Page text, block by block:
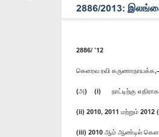
2886/2013:
2886/ ’12
கெளரவ ரவி
(அ) (i) நாட்டிற்கு
(ii) 2010, 2011 மற்றும்
(iii) 2010 ஆம் ஆண்டில்